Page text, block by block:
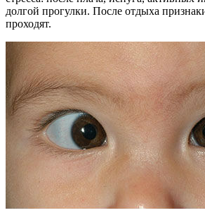
долгой прогулки. После отдыха
проходят.